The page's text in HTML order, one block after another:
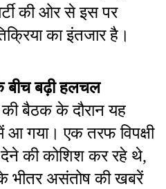
की ओर से इस पर
का इंतजार है।
बीच बढ़ी हलचल
की बैठक के दौरान यह
आ गया। एक तरफ विपक्षी
की कोशिश कर रहे थे,
भीतर असंतोष की खबरें